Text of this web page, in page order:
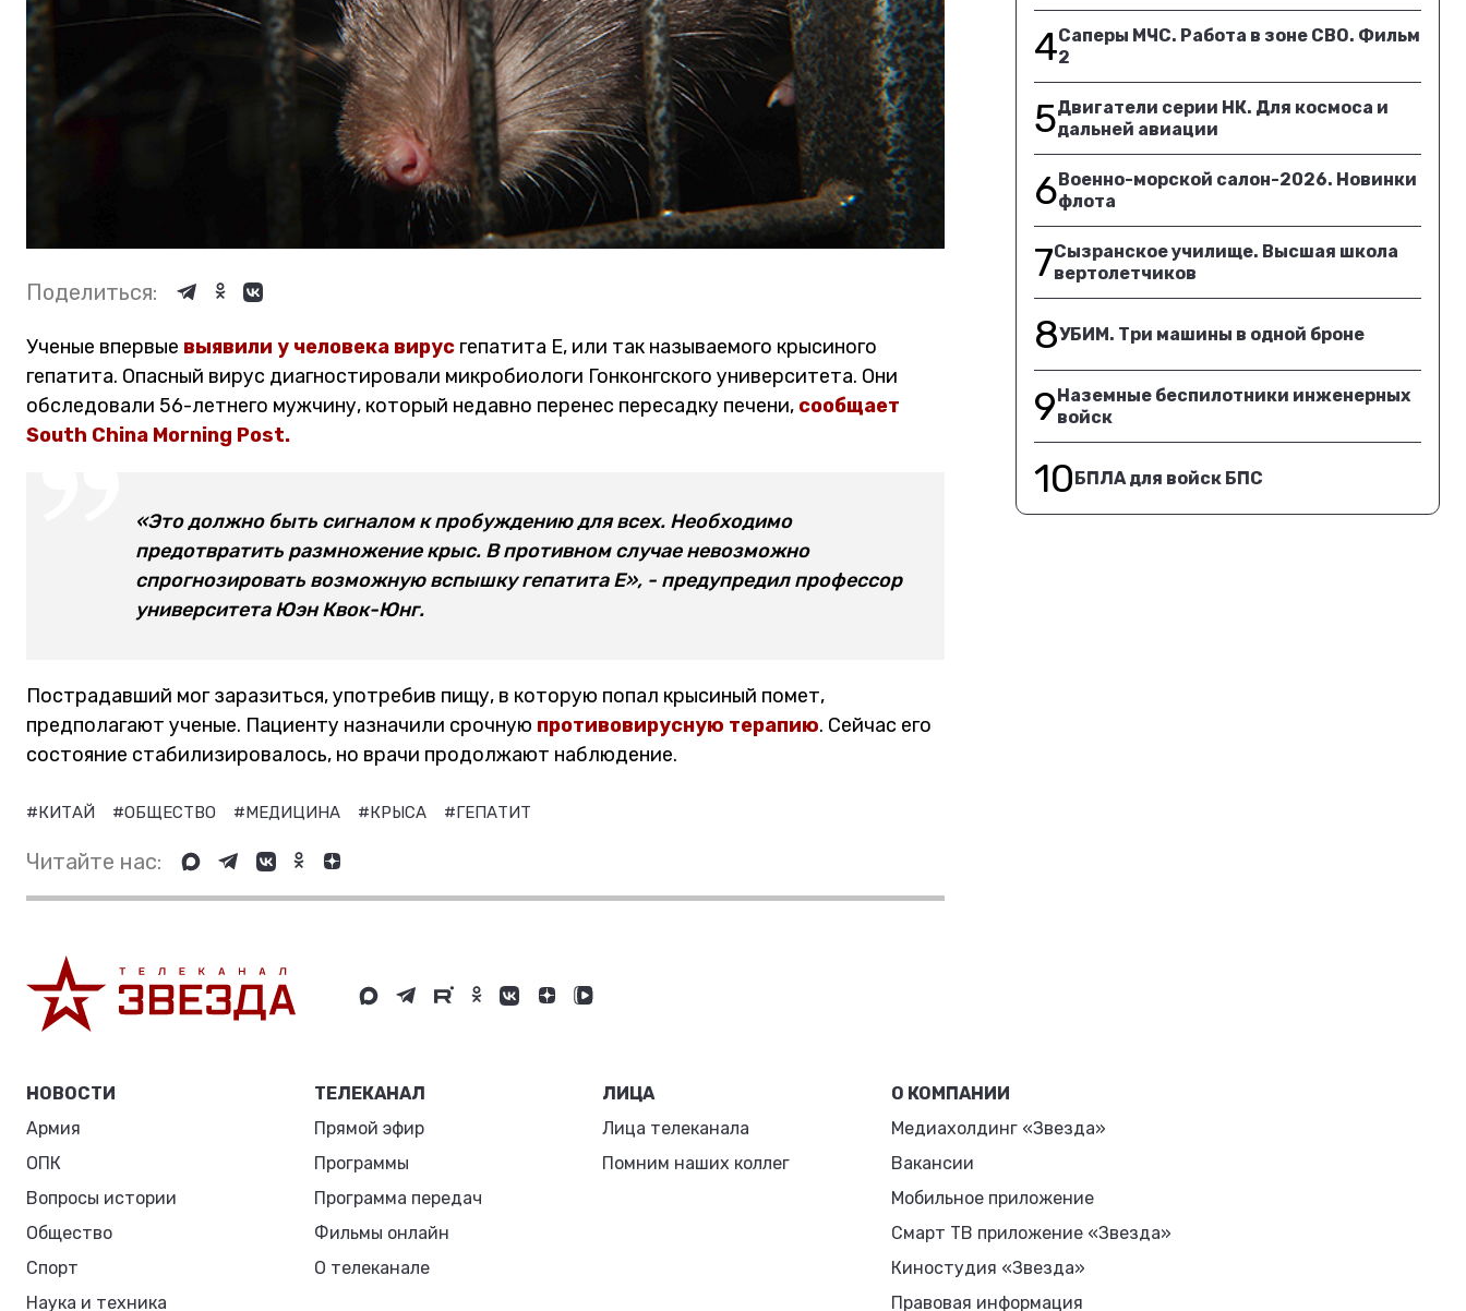
Поделиться:
Ученые впервые выявили у человека вирус гепатита Е, или так называемого крысиного
гепатита. Опасный вирус диагностировали микробиологи Гонконгского университета. Они
обследовали 56-летнего мужчину, который недавно перенес пересадку печени, сообщает
South China Morning Post.
«Это должно быть сигналом к пробуждению для всех. Необходимо
предотвратить размножение крыс. В противном случае невозможно
спрогнозировать возможную вспышку гепатита Е», - предупредил профессор
университета Юэн Квок-Юнг.
Пострадавший мог заразиться, употребив пищу, в которую попал крысиный помет,
предполагают ученые. Пациенту назначили срочную противовирусную терапию. Сейчас его
состояние стабилизировалось, но врачи продолжают наблюдение.
#КИТАЙ #ОБЩЕСТВО #МЕДИЦИНА #КРЫСА #ГЕПАТИТ
Читайте нас:
4Саперы МЧС. Работа в зоне СВО. Фильм
2
5Двигатели серии НК. Для космоса и
дальней авиации
6Военно-морской салон-2026. Новинки
флота
7Сызранское училище. Высшая школа
вертолетчиков
8УБИМ. Три машины в одной броне
9Наземные беспилотники инженерных
войск
10БПЛА для войск БПС
НОВОСТИ
Армия
ОПК
Вопросы истории
Общество
Спорт
Наука и техника
ТЕЛЕКАНАЛ
Прямой эфир
Программы
Программа передач
Фильмы онлайн
О телеканале
ЛИЦА
Лица телеканала
Помним наших коллег
О КОМПАНИИ
Медиахолдинг «Звезда»
Вакансии
Мобильное приложение
Смарт ТВ приложение «Звезда»
Киностудия «Звезда»
Правовая информация